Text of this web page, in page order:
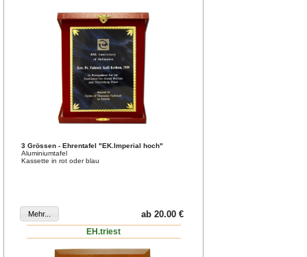
3 Grössen - Ehrentafel "EK.Imperial hoch"
Aluminiumtafel
Kassette in rot oder blau
ab 20.00 €
EH.triest